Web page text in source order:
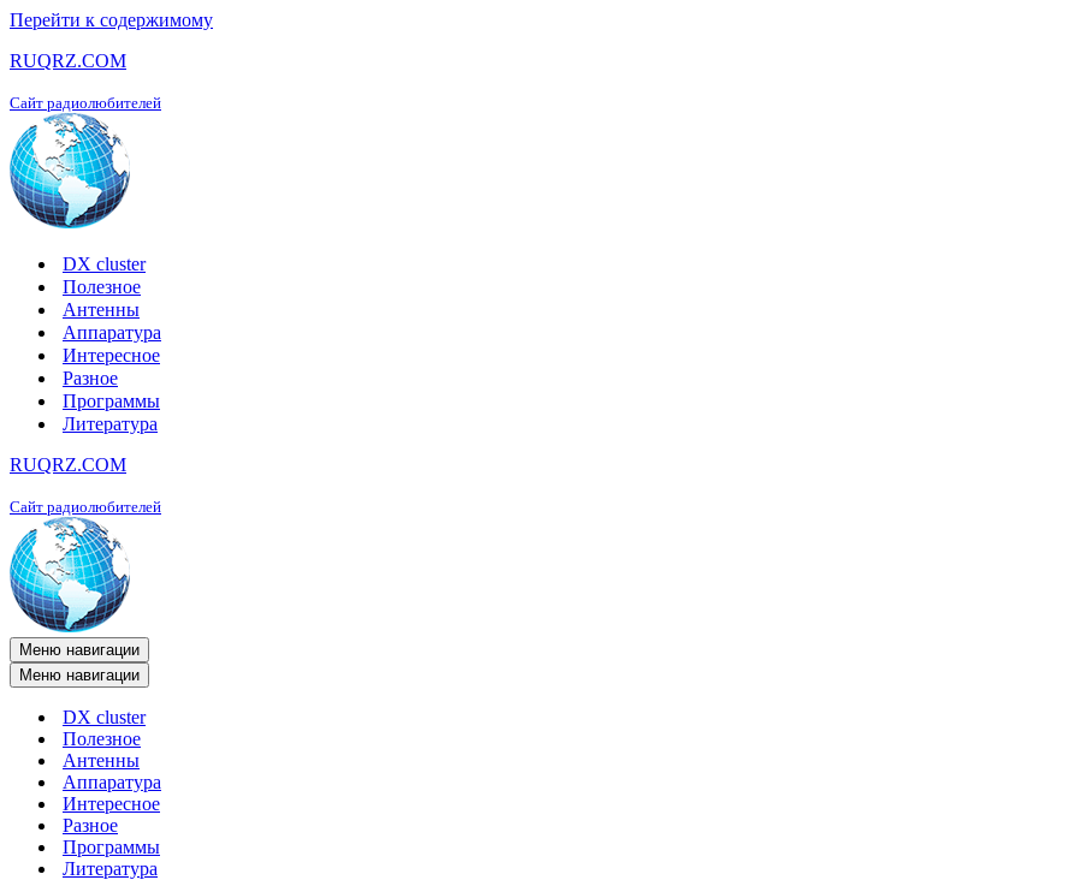
Перейти к содержимому
RUQRZ.COM
Сайт радиолюбителей
DX cluster
Полезное
Антенны
Аппаратура
Интересное
Разное
Программы
Литература
RUQRZ.COM
Сайт радиолюбителей
Меню навигации
Меню навигации
DX cluster
Полезное
Антенны
Аппаратура
Интересное
Разное
Программы
Литература